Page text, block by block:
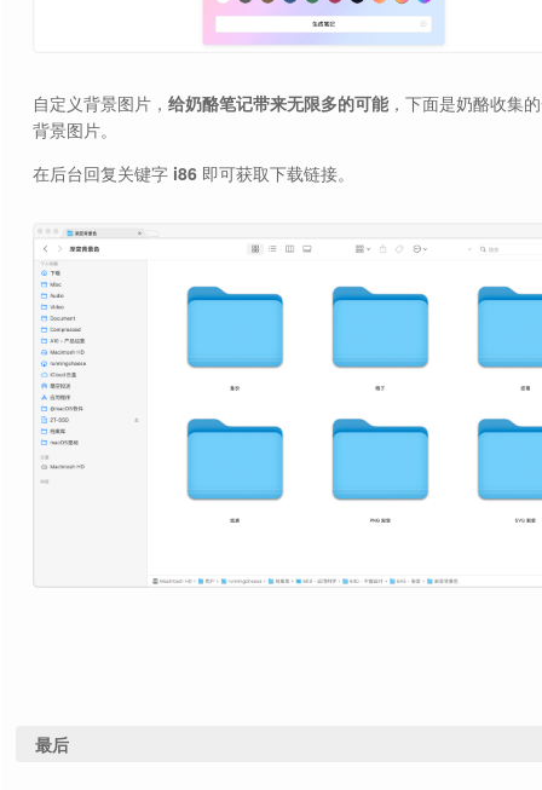
自定义背景图片， 给奶酪笔记带来无限多的可能，下面是奶酪收集
背景图片。
在后台回复关键字 i86 即可获取下载链接。
最后